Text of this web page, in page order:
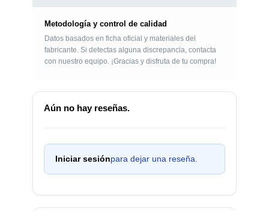
Metodología y control de calidad
Datos basados en ficha oficial y materiales del
fabricante. Si detectas alguna discrepancia, contacta
con nuestro equipo. ¡Gracias y disfruta de tu compra!
Aún no hay reseñas.
Iniciar sesiónpara dejar una reseña.